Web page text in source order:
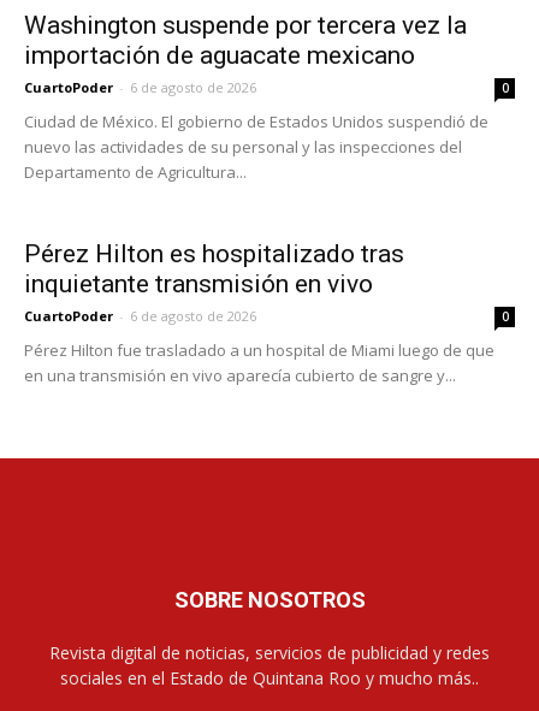
Washington suspende por tercera vez la
importación de aguacate mexicano
CuartoPoder - 6 de agosto de 2026 0
Ciudad de México. El gobierno de Estados Unidos suspendió de
nuevo las actividades de su personal y las inspecciones del
Departamento de Agricultura...
Pérez Hilton es hospitalizado tras
inquietante transmisión en vivo
CuartoPoder - 6 de agosto de 2026 0
Pérez Hilton fue trasladado a un hospital de Miami luego de que
en una transmisión en vivo aparecía cubierto de sangre y...
SOBRE NOSOTROS
Revista digital de noticias, servicios de publicidad y redes
sociales en el Estado de Quintana Roo y mucho más..